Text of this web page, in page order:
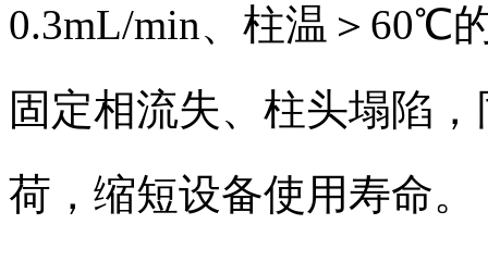
0.3mL/min、柱温＞60℃
固定相流失、柱头塌陷
荷，缩短设备使用寿命。